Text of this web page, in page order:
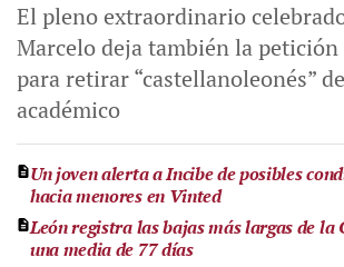
El pleno extraordinario
Marcelo deja también la petición
para retirar “castellanoleonés”
académico
Un joven alerta a Incibe de posibles
hacia menores en Vinted
León registra las bajas más largas de la
una media de 77 días